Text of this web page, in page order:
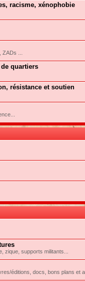
racisme, xénophobie
...
quartiers
résistance et soutien
zique, supports militants...
éditions, docs, bons plans et